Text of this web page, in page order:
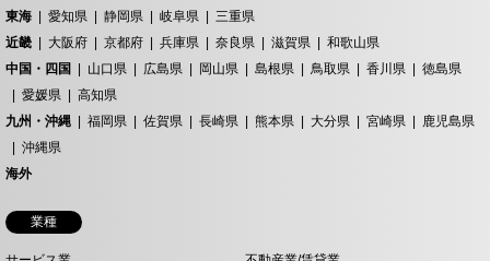
東海
愛知県 静岡県 岐阜県
三重県
近畿
大阪府 京都府 兵庫県 奈良県 滋賀県
和歌山県
中国・四国
山口県 広島県 岡山県 島根県 鳥取県 香川県
徳島県
愛媛県
高知県
九州・沖縄
福岡県 佐賀県 長崎県 熊本県 大分県 宮崎県
鹿児島県
沖縄県
海外
業種